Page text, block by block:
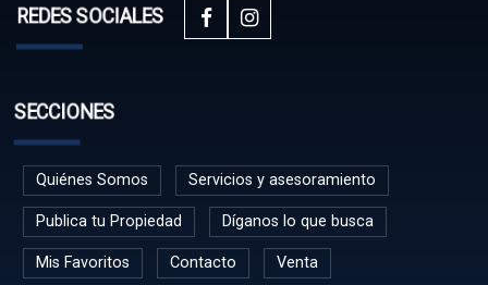
REDES SOCIALES
SECCIONES
Quiénes Somos Servicios y asesoramiento
Publica tu Propiedad Díganos lo que busca
Mis Favoritos Contacto Venta